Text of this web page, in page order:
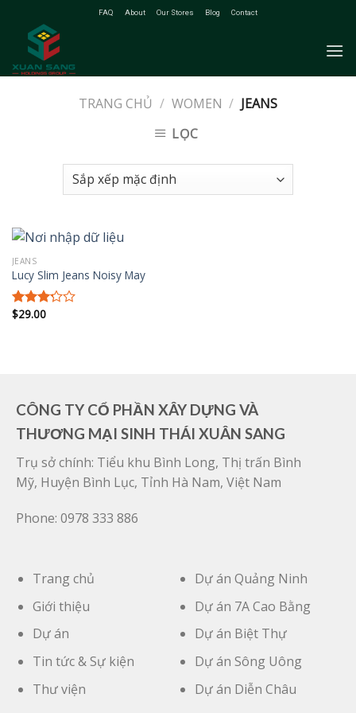
content
FAQ About Our Stores Blog Contact
TRANG CHỦ / WOMEN / JEANS
LỌC
JEANS
Lucy Slim Jeans Noisy May
Được
$29.00
CÔNG TY CỔ PHẦN XÂY DỰNG VÀ
THƯƠNG MẠI SINH THÁI XUÂN SANG
Trụ sở chính: Tiểu khu Bình Long, Thị trấn Bình
Mỹ, Huyện Bình Lục, Tỉnh Hà Nam, Việt Nam
Phone: 0978 333 886
Trang chủ
Giới thiệu
Dự án
Tin tức & Sự kiện
Thư viện
Dự án Quảng Ninh
Dự án 7A Cao Bằng
Dự án Biệt Thự
Dự án Sông Uông
Dự án Diễn Châu